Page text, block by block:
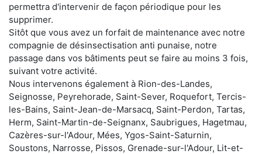
permettra d'intervenir de façon périodique pour les
supprimer.
Sitôt que vous avez un forfait de maintenance avec notre
compagnie de désinsectisation anti punaise, notre
passage dans vos bâtiments peut se faire au moins 3 fois,
suivant votre activité.
Nous intervenons également à Rion-des-Landes,
Seignosse, Peyrehorade, Saint-Sever, Roquefort, Tercis-
les-Bains, Saint-Jean-de-Marsacq, Saint-Perdon, Tartas,
Herm, Saint-Martin-de-Seignanx, Saubrigues, Hagetmau,
Cazères-sur-l'Adour, Mées, Ygos-Saint-Saturnin,
Soustons, Narrosse, Pissos, Grenade-sur-l'Adour, Lit-et-